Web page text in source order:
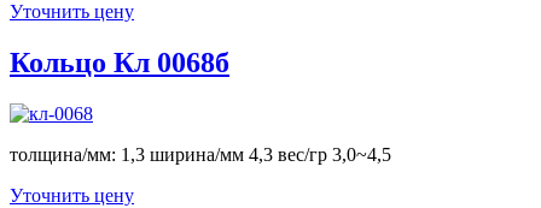
Уточнить цену
Кольцо Кл 0068б
толщина/мм: 1,3 ширина/мм 4,3 вес/гр 3,0~4,5
Уточнить цену